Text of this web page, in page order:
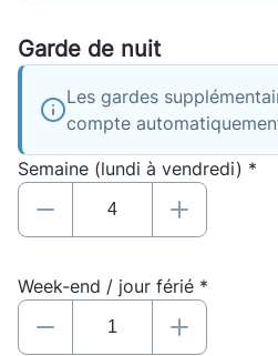
Garde de nuit
Les gardes
compte
Semaine (lundi à vendredi) *
Week-end / jour férié *